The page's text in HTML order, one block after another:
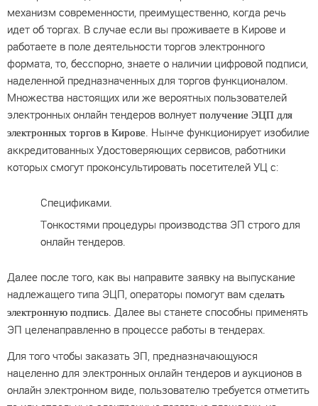
механизм современности, преимущественно, когда речь
идет об торгах. В случае если вы проживаете в Кирове и
работаете в поле деятельности торгов электронного
формата, то, бесспорно, знаете о наличии цифровой подписи,
наделенной предназначенных для торгов функционалом.
Множества настоящих или же вероятных пользователей
электронных онлайн тендеров волнует получение ЭЦП для
электронных торгов в Кирове. Нынче функционирует изобилие
аккредитованных Удостоверяющих сервисов, работники
которых смогут проконсультировать посетителей УЦ с:
Спецификами.
Тонкостями процедуры производства ЭП строго для
онлайн тендеров.
Далее после того, как вы направите заявку на выпускание
надлежащего типа ЭЦП, операторы помогут вам сделать
электронную подпись . Далее вы станете способны применять
ЭП целенаправленно в процессе работы в тендерах.
Для того чтобы заказать ЭП, предназначающуюся
нацеленно для электронных онлайн тендеров и аукционов в
онлайн электронном виде, пользователю требуется отметить